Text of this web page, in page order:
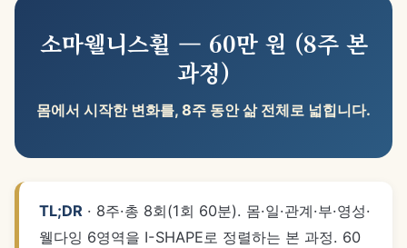
소마웰니스휠 — 60만 원 (8주 본
과정)
몸에서 시작한 변화를, 8주 동안 삶 전체로 넓힙니다.
TL;DR · 8주·총 8회(1회 60분). 몸·일·관계·부·영성·
웰다잉 6영역을 I-SHAPE로 정렬하는 본 과정. 60